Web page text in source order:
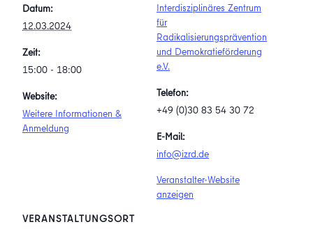
Datum:
12.03.2024
Zeit:
15:00 - 18:00
Website:
Weitere Informationen &
Anmeldung
VERANSTALTUNGSORT
Interdisziplinäres Zentrum
für
Radikalisierungsprävention
und Demokratieförderung
e.V.
Telefon:
+49 (0)30 83 54 30 72
E-Mail:
info@izrd.de
Veranstalter-Website
anzeigen